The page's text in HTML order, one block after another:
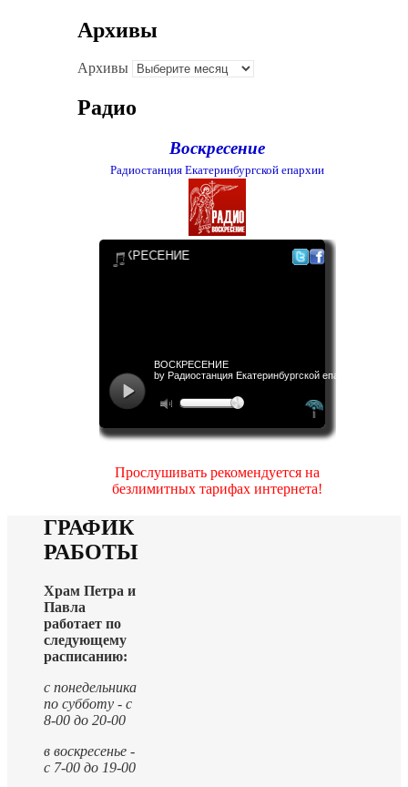
Архивы
Архивы
Радио
Воскресение
Радиостанция Екатеринбургской епархии
Прослушивать рекомендуется на
безлимитных тарифах интернета!
ГРАФИК
РАБОТЫ
Храм Петра и
Павла
работает по
следующему
расписанию:
с понедельника
по субботу - с
8-00 до 20-00
в воскресенье -
с 7-00 до 19-00